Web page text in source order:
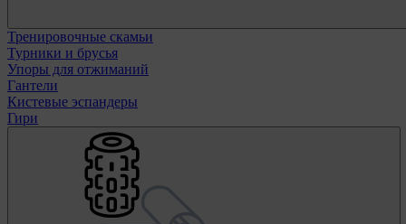
Тренировочные скамьи
Турники и брусья
Упоры для отжиманий
Гантели
Кистевые эспандеры
Гири